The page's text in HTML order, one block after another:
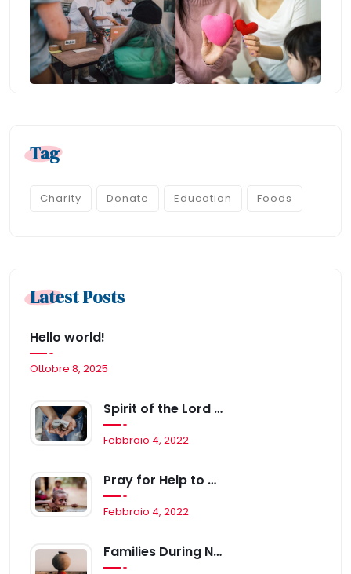
Tag
Charity Donate Education Foods
Latest Posts
Hello world!
Ottobre 8, 2025
Spirit of the Lord is, From the New Life
Febbraio 4, 2022
Pray for Help to Save Mattia’s Life
Febbraio 4, 2022
Families During National Adoption Month